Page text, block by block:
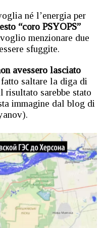
né l’energia per
“coro PSYOPS”
menzionare due
sfuggite.
avessero lasciato
saltare la diga di
sarebbe stato
immagine dal blog di